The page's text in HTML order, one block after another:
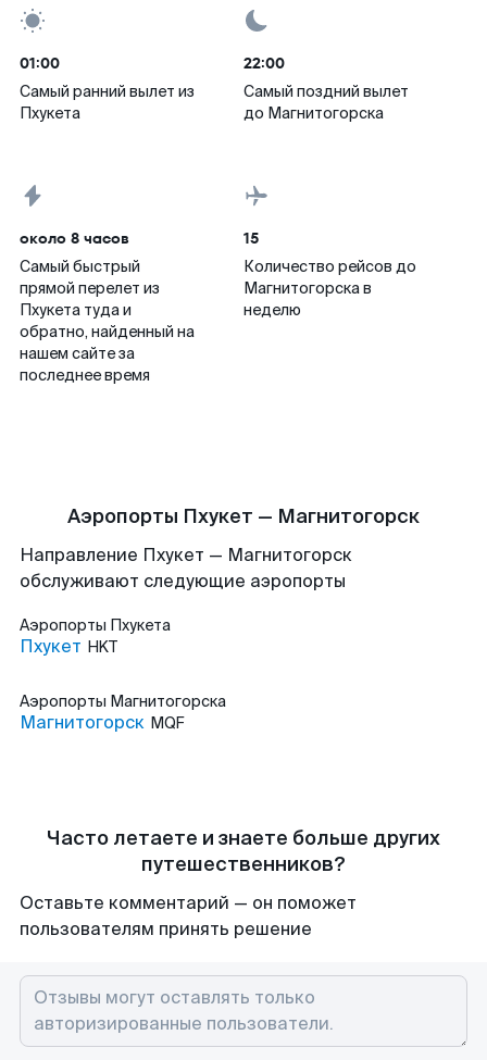
01:00
Самый ранний вылет из
Пхукета
22:00
Самый поздний вылет
до Магнитогорска
около 8 часов
Самый быстрый
прямой перелет из
Пхукета туда и
обратно, найденный на
нашем сайте за
последнее время
15
Количество рейсов до
Магнитогорска в
неделю
Аэропорты Пхукет — Магнитогорск
Направление Пхукет — Магнитогорск
обслуживают следующие аэропорты
Аэропорты Пхукета
Пхукет HKT
Аэропорты Магнитогорска
Магнитогорск MQF
Часто летаете и знаете больше других
путешественников?
Оставьте комментарий — он поможет
пользователям принять решение